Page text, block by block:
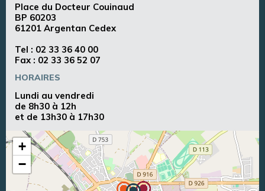
Place du Docteur Couinaud
BP 60203
61201 Argentan Cedex
Tel : 02 33 36 40 00
Fax : 02 33 36 52 07
HORAIRES
Lundi au vendredi
de 8h30 à 12h
et de 13h30 à 17h30
+
−